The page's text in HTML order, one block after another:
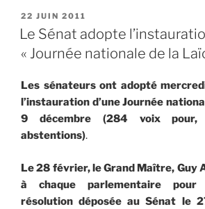
PUBLIÉ
LE
22 JUIN 2011
Le Sénat adopte
« Journée nationale de la
Les sénateurs ont adopté
l’instauration d’une Journée
9 décembre (284 voix
abstentions).
Le 28 février, le Grand Maître, Guy
à chaque parlementaire
résolution déposée au Sénat le